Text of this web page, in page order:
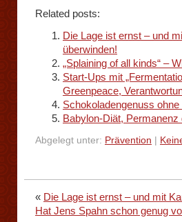
Related posts:
Die Lage ist ernst – und
überwinden!
„Splaining of all kinds“ –
Start-Ups mit
Greenpeace,
Schokoladengenuss ohne
Babylon-Diät,
Abgelegt unter: Prävention
« Die Lage ist ernst – und mit
Hat Jens Spahn schon genug